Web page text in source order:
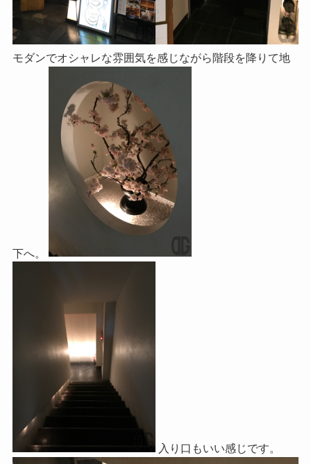
モダンでオシャレな雰囲気を感じながら階段を降りて地
下へ。
入り口もいい感じです。